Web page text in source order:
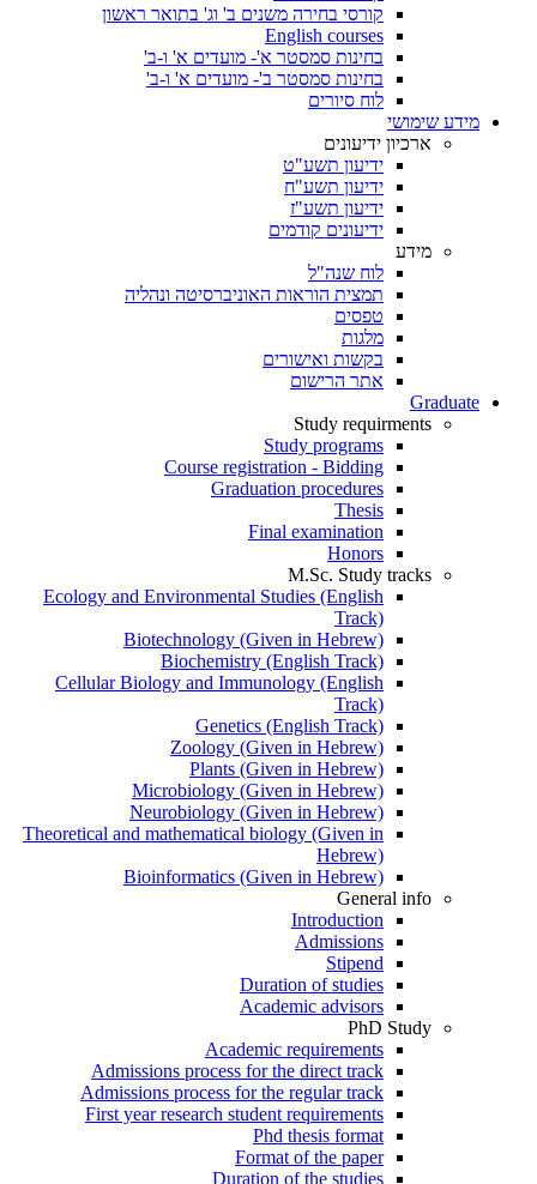
קורסי בחירה משנים ב' וג' בתואר ראשון
English courses
בחינות סמסטר א'- מועדים א' ו-ב'
בחינות סמסטר ב'- מועדים א' ו-ב'
לוח סיורים
מידע שימושי
ארכיון ידיעונים
ידיעון תשע"ט
ידיעון תשע"ח
ידיעון תשע"ז
ידיעונים קודמים
מידע
לוח שנה"ל
תמצית הוראות האוניברסיטה ונהליה
טפסים
מלגות
בקשות ואישורים
אתר הרישום
Graduate
Study requirments
Study programs
Course registration - Bidding
Graduation procedures
Thesis
Final examination
Honors
M.Sc. Study tracks
Ecology and Environmental Studies (English
Track)
Biotechnology (Given in Hebrew)
Biochemistry (English Track)
Cellular Biology and Immunology (English
Track)
Genetics (English Track)
Zoology (Given in Hebrew)
Plants (Given in Hebrew)
Microbiology (Given in Hebrew)
Neurobiology (Given in Hebrew)
Theoretical and mathematical biology (Given in
Hebrew)
Bioinformatics (Given in Hebrew)
General info
Introduction
Admissions
Stipend
Duration of studies
Academic advisors
PhD Study
Academic requirements
Admissions process for the direct track
Admissions process for the regular track
First year research student requirements
Phd thesis format
Format of the paper
Duration of the studies